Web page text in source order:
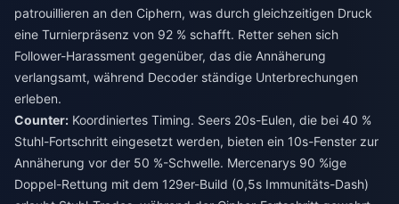
patrouillieren an den Ciphern, was durch gleichzeitigen Druck
eine Turnierpräsenz von 92 % schafft. Retter sehen sich
Follower-Harassment gegenüber, das die Annäherung
verlangsamt, während Decoder ständige Unterbrechungen
erleben.
Counter: Koordiniertes Timing. Seers 20s-Eulen, die bei 40 %
Stuhl-Fortschritt eingesetzt werden, bieten ein 10s-Fenster zur
Annäherung vor der 50 %-Schwelle. Mercenarys 90 %ige
Doppel-Rettung mit dem 129er-Build (0,5s Immunitäts-Dash)